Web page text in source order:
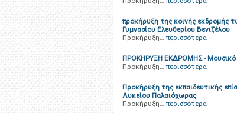
προκήρυξη της κοινής εκδρομής
Γυμνασίου Ελευθερίου Βενιζέλου
Προκήρυξη… περισσότερα
ΠΡΟΚΗΡΥΞΗ ΕΚΔΡΟΜΗΣ - Μουσικό
Προκήρυξη… περισσότερα
Προκήρυξη της εκπαιδευτικής
Λυκείου Παλαιόχωρας
Προκήρυξη… περισσότερα